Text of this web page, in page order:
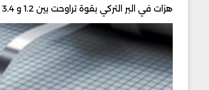
هزات في البر التركي بقوة تراوحت بين 1.2 و 3.4 درجات.